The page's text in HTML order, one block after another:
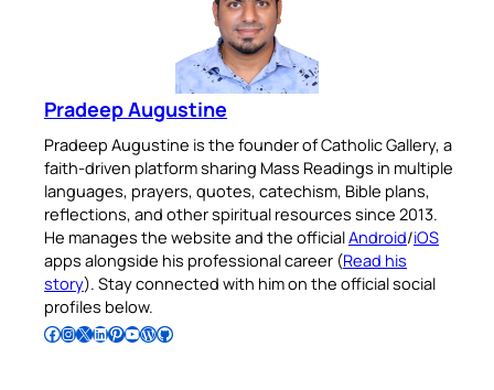
Pradeep Augustine
Pradeep Augustine is the founder of Catholic Gallery, a
faith-driven platform sharing Mass Readings in multiple
languages, prayers, quotes, catechism, Bible plans,
reflections, and other spiritual resources since 2013.
He manages the website and the officialAndroid/iOS
apps alongside his professional career (Read his
story). Stay connected with him on the official social
profiles below.
Follow Pradeep on Facebook Follow Pradeep on InstagramFollow Pradeep on X Follow Pradeep on LinkedIn Follow Pradeep on Pinterest Subscribe to Pradeep’s Youtube Channel Follow Pradeep on WordPress Follow Pradeep on GitHub